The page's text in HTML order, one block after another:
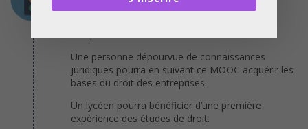
Ce MOOC s’adresse à un public très large, en
Une personne dépourvue de connaissances
juridiques pourra en suivant ce MOOC acquérir les
bases du droit des entreprises.
Un lycéen pourra bénéficier d’une première
expérience des études de droit.